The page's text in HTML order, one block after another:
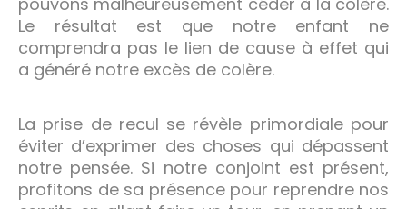
Le résultat est que notre enfant ne
comprendra pas le lien de cause à effet qui
a généré notre excès de colère.
La prise de recul se révèle primordiale pour
éviter d’exprimer des choses qui dépassent
notre pensée. Si notre conjoint est présent,
profitons de sa présence pour reprendre nos